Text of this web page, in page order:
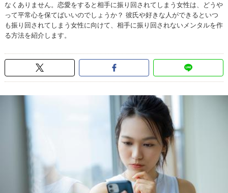
なくありません。恋愛をすると相手に振り回されてしまう女性は、どうや
って平常心を保てばいいのでしょうか？ 彼氏や好きな人ができるといつ
も振り回されてしまう女性に向けて、相手に振り回されないメンタルを作
る方法を紹介します。